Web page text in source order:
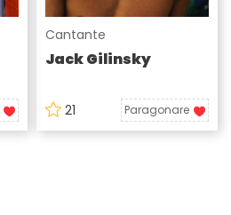
Cantante
Jack Gilinsky
21 Paragonare